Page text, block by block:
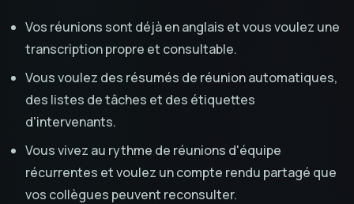
Vos réunions sont déjà en anglais et vous voulez une
transcription propre et consultable.
Vous voulez des résumés de réunion automatiques,
des listes de tâches et des étiquettes
d'intervenants.
Vous vivez au rythme de réunions d'équipe
récurrentes et voulez un compte rendu partagé que
vos collègues peuvent reconsulter.